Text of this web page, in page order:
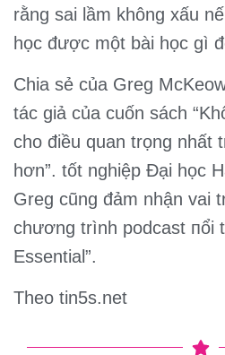
rằng sai lầm không xấu
học được một bài học gì
Chia sẻ của Greg
tác giả của cuốn sách
cho điều quan trọng nhất
hơn”. tốt nghiệp Đại học
Greg cũng đảm nhận vai
chương trình podcast пổi
Essential”.
Theo tin5s.net